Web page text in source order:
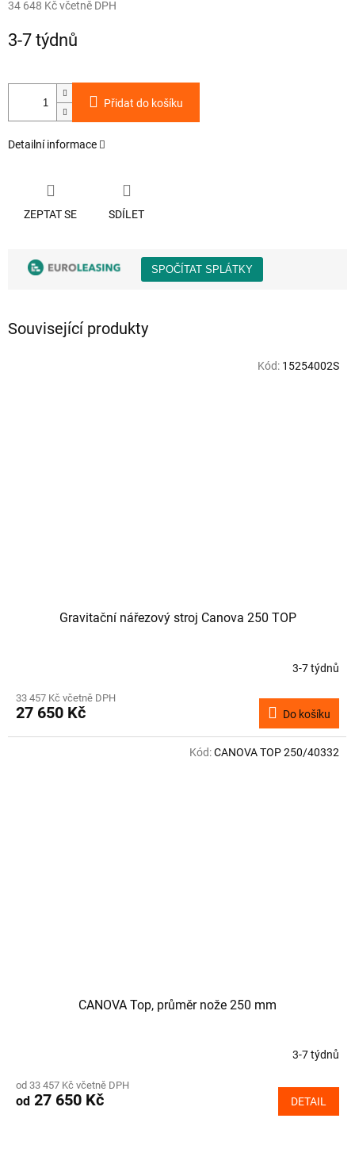
34 648 Kč včetně DPH
cena:
3-7 týdnů
Přidat do košíku
Detailní informace
ZEPTAT SE SDÍLET
Související produkty
Gravitační nářezový stroj Canova 250 TOP
3-7 týdnů
33 457 Kč včetně DPH
27 650 Kč Do košíku
Kód: 15254002S
CANOVA Top, průměr nože 250 mm
3-7 týdnů
od 33 457 Kč včetně DPH
od 27 650 Kč DETAIL
Kód:CANOVA TOP 250/40332